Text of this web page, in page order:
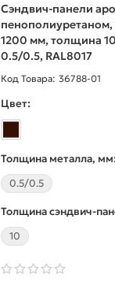
Сэндвич-панели
1200 мм, толщина
0.5/0.5, RAL8017
36788-01
Цвет:
Толщина металла, мм:
0.5/0.5
Толщина сэндвич-
10